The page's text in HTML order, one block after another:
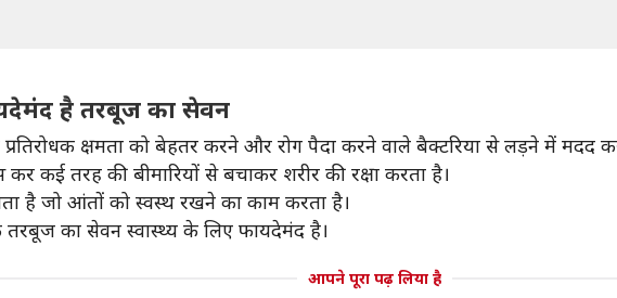
है तरबूज का सेवन
प्रतिरोधक क्षमता को बेहतर करने और रोग पैदा करने वाले बैक्टरिया से लड़ने में मदद
कई तरह की बीमारियों से बचाकर शरीर की रक्षा करता है।
है जो आंतों को स्वस्थ रखने का काम करता है।
का सेवन स्वास्थ्य के लिए फायदेमंद है।
आपने पूरा पढ़ लिया है